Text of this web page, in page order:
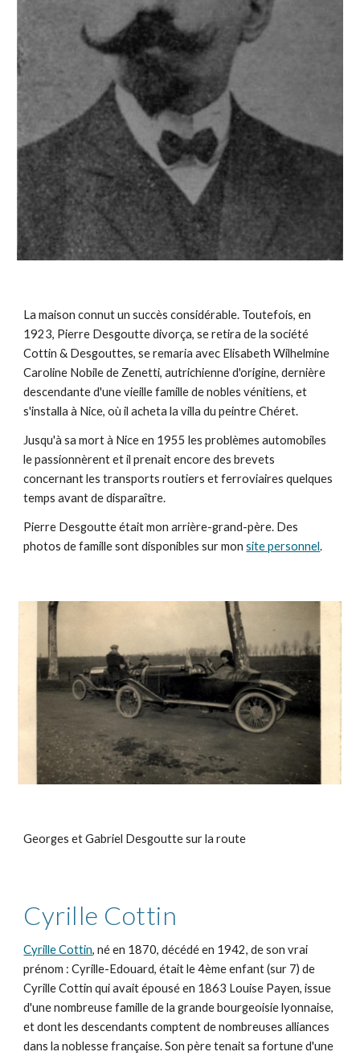
La maison connut un succès considérable. Toutefois, en
1923, Pierre Desgoutte divorça, se retira de la société
Cottin & Desgouttes, se remaria avec Elisabeth Wilhelmine
Caroline Nobile de Zenetti, autrichienne d'origine, dernière
descendante d'une vieille famille de nobles vénitiens, et
s'installa à Nice, où il acheta la villa du peintre Chéret.
Jusqu'à sa mort à Nice en 1955 les problèmes automobiles
le passionnèrent et il prenait encore des brevets
concernant les transports routiers et ferroviaires quelques
temps avant de disparaître.
Pierre Desgoutte était mon arrière-grand-père. Des
photos de famille sont disponibles sur monsite personnel.
Georges et Gabriel Desgoutte sur la route
Cyrille Cottin
Cyrille Cottin, né en 1870, décédé en 1942, de son vrai
prénom : Cyrille-Edouard, était le 4ème enfant (sur 7) de
Cyrille Cottin qui avait épousé en 1863 Louise Payen, issue
d'une nombreuse famille de la grande bourgeoisie lyonnaise,
et dont les descendants comptent de nombreuses alliances
dans la noblesse française. Son père tenait sa fortune d'une